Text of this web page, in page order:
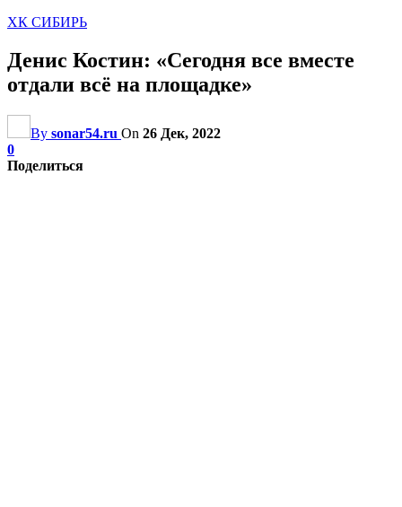
ХК СИБИРЬ
Денис Костин: «Сегодня все вместе
отдали всё на площадке»
By sonar54.ru On 26 Дек, 2022
0
Поделиться